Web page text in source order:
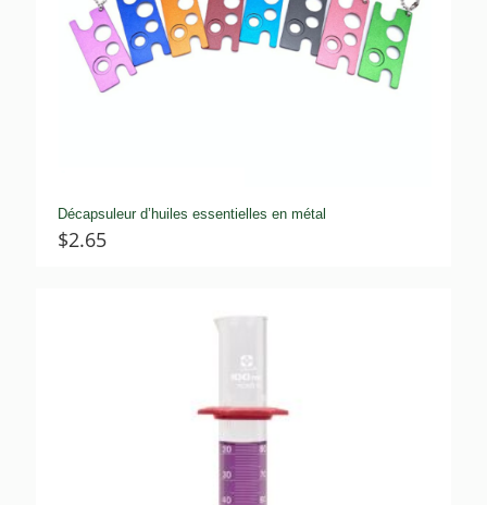
Décapsuleur d’huiles essentielles en métal
$2.65